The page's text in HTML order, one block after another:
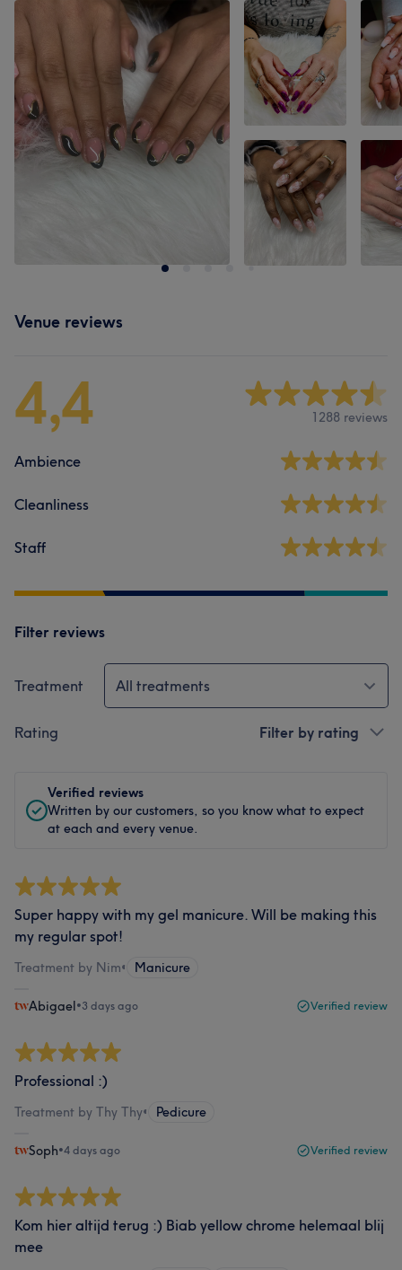
Venue reviews
4,4 1288 reviews
Ambience
Cleanliness
Staff
Filter reviews
Treatment All treatments
Rating Filter by rating
Verified reviews
Written by our customers, so you know what to expect
at each and every venue.
Super happy with my gel manicure. Will be making this
my regular spot!
Treatment by Nim• Manicure
Abigael•3 days ago Verified review
Professional :)
Treatment by Thy Thy• Pedicure
Soph•4 days ago Verified review
Kom hier altijd terug :) Biab yellow chrome helemaal blij
mee